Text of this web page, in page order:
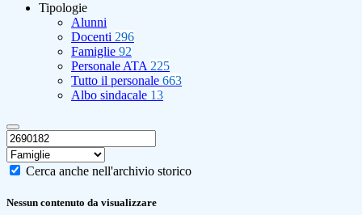
Tipologie
Alunni
Docenti 296
Famiglie 92
Personale ATA 225
Tutto il personale 663
Albo sindacale 13
Cerca anche nell'archivio storico
Nessun contenuto da visualizzare